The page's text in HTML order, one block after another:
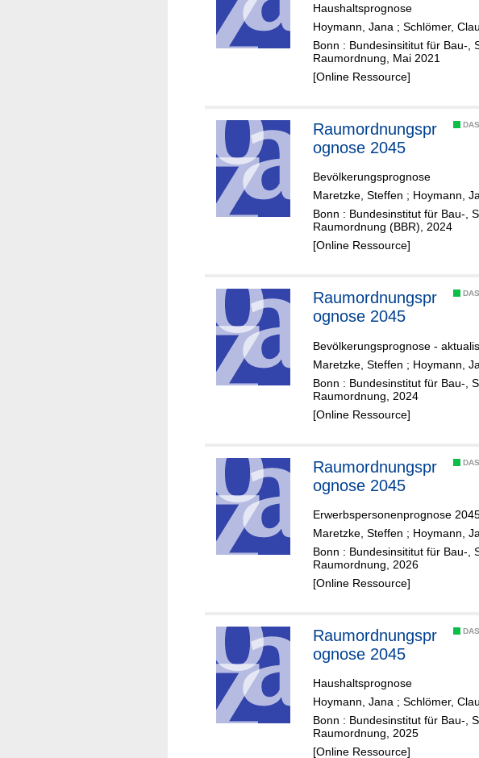
Haushaltsprognose
Hoymann, Jana ; Schlömer,
Bonn : Bundesinsititut für Bau-,
Raumordnung, Mai 2021
[Online Ressource]
Raumordnungspr
ognose 2045
Bevölkerungsprognose
Maretzke, Steffen ; Hoymann,
Bonn : Bundesinstitut für Bau-,
Raumordnung (BBR), 2024
[Online Ressource]
Raumordnungspr
ognose 2045
Bevölkerungsprognose -
Maretzke, Steffen ; Hoymann,
Bonn : Bundesinstitut für Bau-,
Raumordnung, 2024
[Online Ressource]
Raumordnungspr
ognose 2045
Erwerbspersonenprognose
Maretzke, Steffen ; Hoymann,
Bonn : Bundesinsititut für Bau-,
Raumordnung, 2026
[Online Ressource]
Raumordnungspr
ognose 2045
Haushaltsprognose
Hoymann, Jana ; Schlömer,
Bonn : Bundesinstitut für Bau-,
Raumordnung, 2025
[Online Ressource]